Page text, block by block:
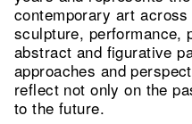
contemporary art
sculpture, performance,
abstract and figurative
approaches and
reflect not only on the
to the future.